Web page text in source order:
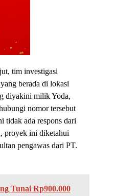
tim investigasi
berada di lokasi
diyakini milik Yoda,
nomor tersebut
tidak ada respons dari
proyek ini diketahui
pengawas dari PT.
Tunai Rp900.000